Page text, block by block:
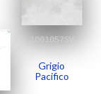
1001057SV
Grigio
Pacifico